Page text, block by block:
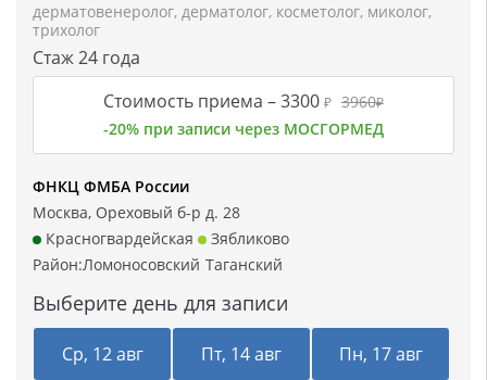
дерматовенеролог, дерматолог, косметолог, миколог,
трихолог
Стаж 24 года
Стоимость приема –3300 ₽ 3960₽
-20% при записи через МОСГОРМЕД
ФНКЦ ФМБА России
Москва, Ореховый б-р д. 28
Красногвардейская
Зябликово
Район:Ломоносовский Таганский
Выберите день для записи
Ср, 12 авг Пт, 14 авг Пн, 17 авг